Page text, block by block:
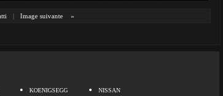
| Image suivante »
KOENIGSEGG
NISSAN